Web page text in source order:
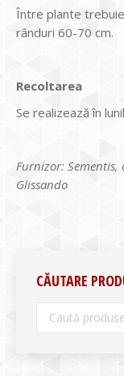
Între plante
rânduri 60-70 cm.
Recoltarea
Se realizează în
Furnizor:
Glissando
CĂUTARE